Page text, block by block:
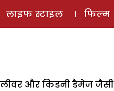
ई-
लाइफ स्टाइल फिल्म
और किडनी डैमेज जैसी